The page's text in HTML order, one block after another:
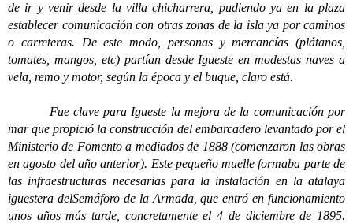
de ir y venir desde la villa chicharrera, pudiendo ya en la plaza
establecer comunicación con otras zonas de la isla ya por caminos
o carreteras. De este modo, personas y mercancías (plátanos,
tomates, mangos, etc) partían desde Igueste en modestas naves a
vela, remo y motor, según la época y el buque, claro está.
Fue clave para Igueste la mejora de la comunicación por
mar que propició la construcción del embarcadero levantado por el
Ministerio de Fomento a mediados de 1888 (comenzaron las obras
en agosto del año anterior). Este pequeño muelle formaba parte de
las infraestructuras necesarias para la instalación en la atalaya
iguestera delSemáforo de la Armada, que entró en funcionamiento
unos años más tarde, concretamente el 4 de diciembre de 1895.